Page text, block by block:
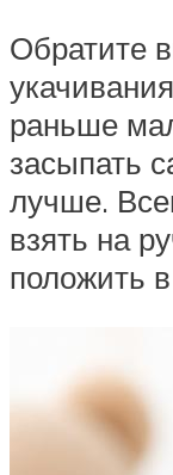
Обратите
раньше
засыпать
лучше.
взять на
положить